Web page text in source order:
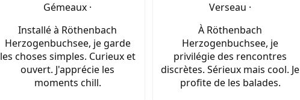
Gémeaux ·
Installé à Röthenbach
Herzogenbuchsee, je garde
les choses simples. Curieux et
ouvert. J'apprécie les
moments chill.
Verseau ·
À Röthenbach
Herzogenbuchsee, je
privilégie des rencontres
discrètes. Sérieux mais cool. Je
profite de les balades.